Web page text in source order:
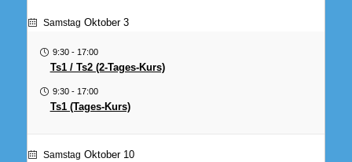
Samstag Oktober 3
9:30- 17:00
Ts1 / Ts2 (2-Tages-Kurs)
9:30- 17:00
Ts1 (Tages-Kurs)
Samstag Oktober 10